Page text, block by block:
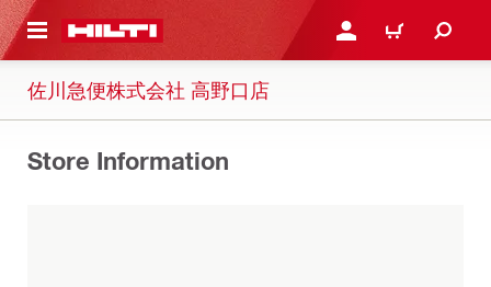
内容を表示 ログイン・新規オンライ
カート
佐川急便株式会社 高野口店
Store Information